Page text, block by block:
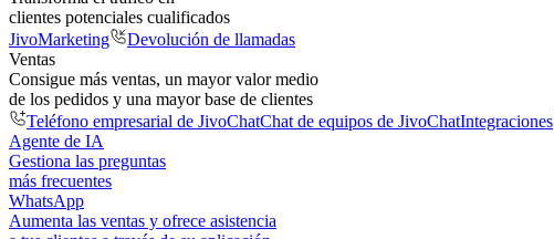
clientes potenciales cualificados
JivoMarketing
Devolución de llamadas
Ventas
Consigue más ventas, un mayor valor medio
de los pedidos y una mayor base de clientes
Teléfono empresarial de JivoChatChat de equipos de JivoChatIntegraciones
Agente de IA
Gestiona las preguntas
más frecuentes
WhatsApp
Aumenta las ventas y ofrece asistencia